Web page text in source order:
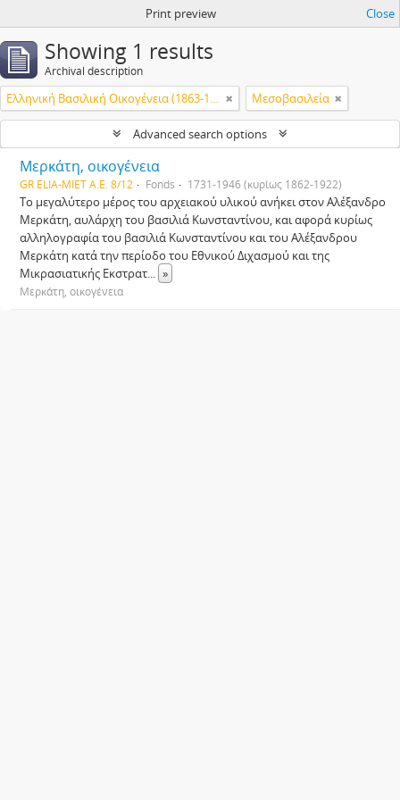
Print preview Close
Showing 1 results
Archival description
Ελληνική Βασιλική Οικογένεια (1863-1974) Μεσοβασιλεία
Advanced search options
Μερκάτη, οικογένεια
GR ELIA-MIET Α.Ε. 8/12 Fonds 1731-1946 (κυρίως 1862-1922)
Το μεγαλύτερο μέρος του αρχειακού υλικού ανήκει στον Αλέξανδρο
Μερκάτη, αυλάρχη του βασιλιά Κωνσταντίνου, και αφορά κυρίως
αλληλογραφία του βασιλιά Κωνσταντίνου και του Αλέξανδρου
Μερκάτη κατά την περίοδο του Εθνικού Διχασμού και της
Μικρασιατικής Εκστρατ... »
Μερκάτη, οικογένεια